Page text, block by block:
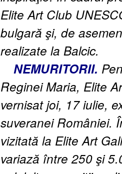
Elite Art Club
bulgară şi, de
realizate la Balcic.
NEMURITORII.
Reginei Maria, Elite
vernisat joi, 17 iulie,
suveranei României.
vizitată la Elite Art
variază între 250 şi